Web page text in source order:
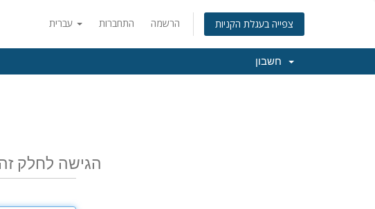
התחברות הרשמה צפייה בעגלת הקניות
הגישה לחלק